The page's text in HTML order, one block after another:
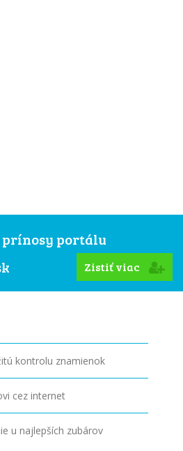
prínosy portálu
Zistiť viac
kontrolu znamienok
cez internet
u najlepších zubárov